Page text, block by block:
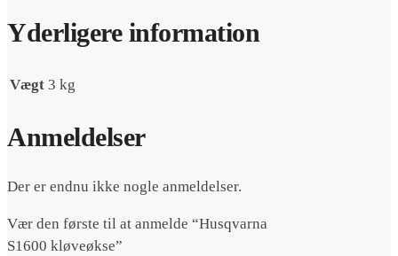
Yderligere information
Vægt 3 kg
Anmeldelser
Der er endnu ikke nogle anmeldelser.
Vær den første til at anmelde “Husqvarna
S1600 kløveøkse”